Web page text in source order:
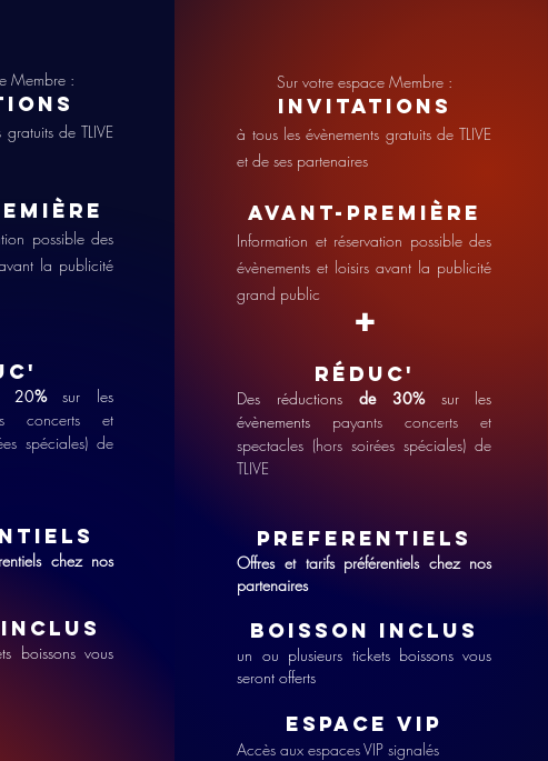
Membre :
de TLIVE
possible des
la publicité
%sur les
concerts et
spéciales) de
chez nos
boissons vous
Sur votre espace Membre :
InvitationS
à tous les évènements gratuits de TLIVE
et de ses partenaires
Avant-première
Information et réservation possible des
évènements et loisirs avant la publicité
grand public
+
R éduc'
Des réductionsde 30%sur les
évènements payants concerts et
spectacles (hors soirées spéciales) de
TLIVE
PREFEREN TIELS
Offres et tarifs préférentiels chez nos
partenaires
BOISSON INCLUS
un ou plusieurs tickets boissons vous
seront offerts
ESPACE VIP
Accès aux espaces VIP signalés